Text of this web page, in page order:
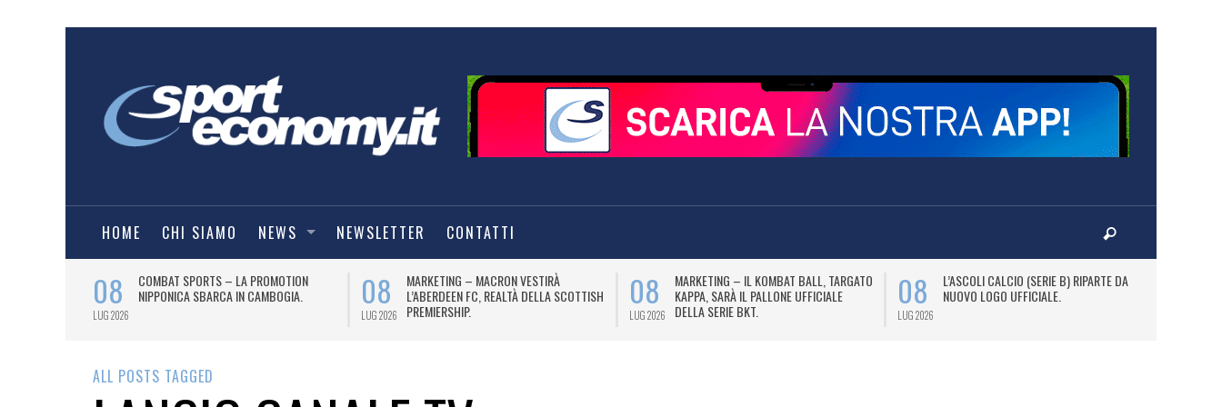
HOME CHI SIAMO NEWS NEWSLETTER CONTATTI
08
LUG 2026
COMBAT SPORTS – LA PROMOTION
NIPPONICA SBARCA IN CAMBOGIA.
08
LUG 2026
MARKETING – MACRON VESTIRÀ
L’ABERDEEN FC, REALTÀ DELLA SCOTTISH
PREMIERSHIP.
08
LUG 2026
MARKETING – IL KOMBAT BALL, TARGATO
KAPPA, SARÀ IL PALLONE UFFICIALE
DELLA SERIE BKT.
08
LUG 2026
L’ASCOLI CALCIO (SERIE B) RIPARTE DAL
NUOVO LOGO UFFICIALE.
ALL POSTS TAGGED